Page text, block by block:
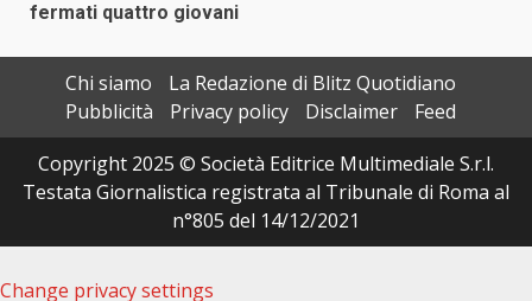
fermati quattro giovani
Chi siamo
La Redazione di Blitz Quotidiano
Pubblicità
Privacy policy Disclaimer
Feed
Copyright 2025 © Società Editrice Multimediale S.r.l.
Testata Giornalistica registrata al Tribunale di Roma al
n°805 del 14/12/2021
Change privacy settings